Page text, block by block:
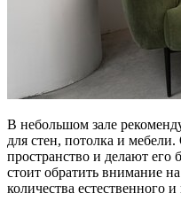
В небольшом зале
для стен, потолка и
пространство и делают
стоит обратить внимание
количества естественного